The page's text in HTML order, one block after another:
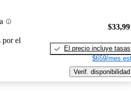
por el
El precio incluye tasas
$659/mes
Verif. disponibilidad